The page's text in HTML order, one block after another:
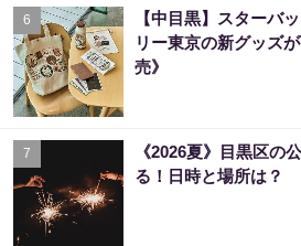
6
【中目黒】スターバ
リー東京の新グッズ
売》
7
《2026夏》目黒区の
る！日時と場所は？